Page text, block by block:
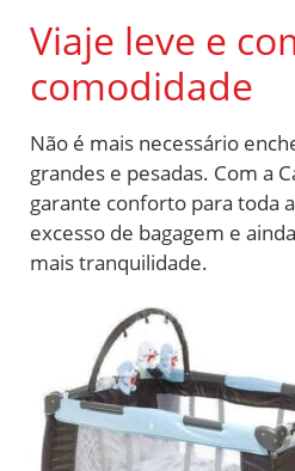
Viaje leve e
comodidade
Não é mais necessário
grandes e pesadas. Com a
garante conforto para toda
excesso de bagagem e
mais tranquilidade.